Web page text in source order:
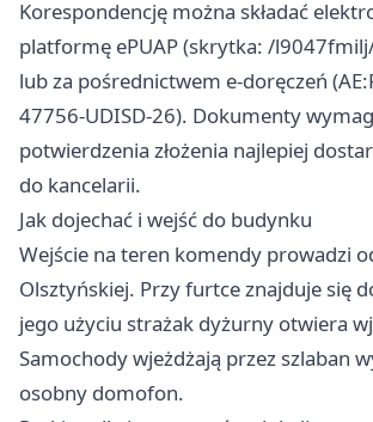
Korespondencję można składać
platformę ePUAP (skrytka: /
lub za pośrednictwem e-doręczeń
47756-UDISD-26). Dokumenty
potwierdzenia złożenia najlepiej
do kancelarii.
Jak dojechać i wejść do budynku
Wejście na teren komendy prowadzi
Olsztyńskiej. Przy furtce znajduje się
jego użyciu strażak dyżurny otwiera
Samochody wjeżdżają przez szlaban
osobny domofon.